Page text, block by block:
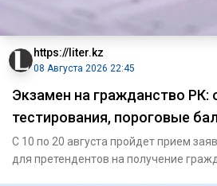
https://liter.kz
08 Августа 2026 22:45
Экзамен на гражданство
тестирования, пороговые
С 10 по 20 августа пройдет прием
для претендентов на получение